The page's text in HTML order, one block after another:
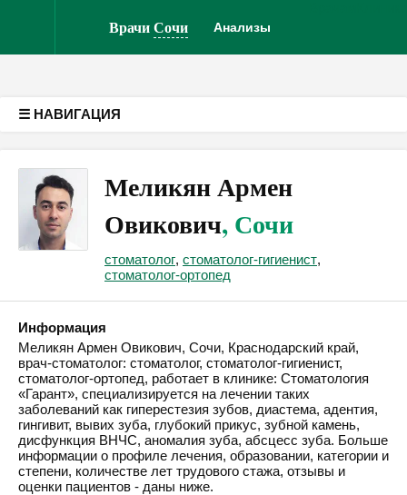
ВрачиСочи Анализы
☰ НАВИГАЦИЯ
Меликян Армен
Овикович, Сочи
стоматолог, стоматолог-гигиенист,
стоматолог-ортопед
Информация
Меликян Армен Овикович, Сочи, Краснодарский край,
врач-стоматолог: стоматолог, стоматолог-гигиенист,
стоматолог-ортопед, работает в клинике: Стоматология
«Гарант», специализируется на лечении таких
заболеваний как гиперестезия зубов, диастема, адентия,
гингивит, вывих зуба, глубокий прикус, зубной камень,
дисфункция ВНЧС, аномалия зуба, абсцесс зуба. Больше
информации о профиле лечения, образовании, категории и
степени, количестве лет трудового стажа, отзывы и
оценки пациентов - даны ниже.